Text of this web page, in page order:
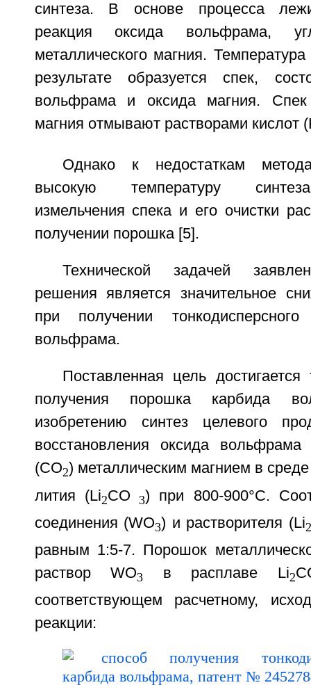
синтеза. В основе процесса
реакция оксида вольфрама,
металлического магния.
результате образуется спек,
вольфрама и оксида магния. Спек
магния отмывают растворами кислот
Однако к недостаткам
высокую температуру
измельчения спека и его очистки
получении порошка [5].
Технической задачей
решения является значительное
при получении
вольфрама.
Поставленная цель
получения порошка карбида
изобретению синтез целевого
восстановления оксида
(СО2) металлическим магнием в
лития (Li2CO 3) при 800-900°С.
соединения (WO3) и растворителя (Li2
равным 1:5-7. Порошок
раствор WO3 в расплаве Li2
соответствующем расчетному,
реакции: